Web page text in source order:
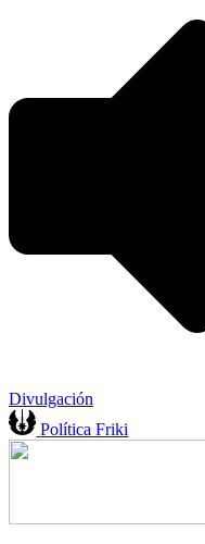
Divulgación
Política Friki